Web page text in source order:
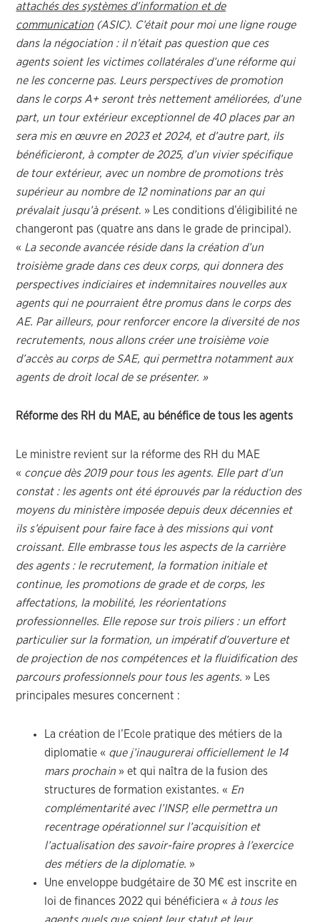
attachés des systèmes d’information et de
communication (ASIC). C’était pour moi une ligne rouge
dans la négociation : il n’était pas question que ces
agents soient les victimes collatérales d’une réforme qui
ne les concerne pas. Leurs perspectives de promotion
dans le corps A+ seront très nettement améliorées, d’une
part, un tour extérieur exceptionnel de 40 places par an
sera mis en œuvre en 2023 et 2024, et d’autre part, ils
bénéficieront, à compter de 2025, d’un vivier spécifique
de tour extérieur, avec un nombre de promotions très
supérieur au nombre de 12 nominations par an qui
prévalait jusqu’à présent. » Les conditions d’éligibilité ne
changeront pas (quatre ans dans le grade de principal).
« La seconde avancée réside dans la création d’un
troisième grade dans ces deux corps, qui donnera des
perspectives indiciaires et indemnitaires nouvelles aux
agents qui ne pourraient être promus dans le corps des
AE. Par ailleurs, pour renforcer encore la diversité de nos
recrutements, nous allons créer une troisième voie
d’accès au corps de SAE, qui permettra notamment aux
agents de droit local de se présenter. »
Réforme des RH du MAE, au bénéfice de tous les agents
Le ministre revient sur la réforme des RH du MAE
« conçue dès 2019 pour tous les agents. Elle part d’un
constat : les agents ont été éprouvés par la réduction des
moyens du ministère imposée depuis deux décennies et
ils s’épuisent pour faire face à des missions qui vont
croissant. Elle embrasse tous les aspects de la carrière
des agents : le recrutement, la formation initiale et
continue, les promotions de grade et de corps, les
affectations, la mobilité, les réorientations
professionnelles. Elle repose sur trois piliers : un effort
particulier sur la formation, un impératif d’ouverture et
de projection de nos compétences et la fluidification des
parcours professionnels pour tous les agents. » Les
principales mesures concernent :
La création de l’Ecole pratique des métiers de la
diplomatie « que j’inaugurerai officiellement le 14
mars prochain » et qui naîtra de la fusion des
structures de formation existantes. « En
complémentarité avec l’INSP, elle permettra un
recentrage opérationnel sur l’acquisition et
l’actualisation des savoir-faire propres à l’exercice
des métiers de la diplomatie. »
Une enveloppe budgétaire de 30 M€ est inscrite en
loi de finances 2022 qui bénéficiera « à tous les